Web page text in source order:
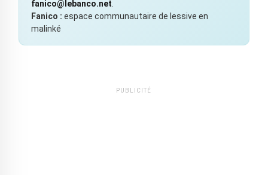
fanico@lebanco.net
Fanico : espace communautaire de lessive en
malinké
PUBLICITÉ